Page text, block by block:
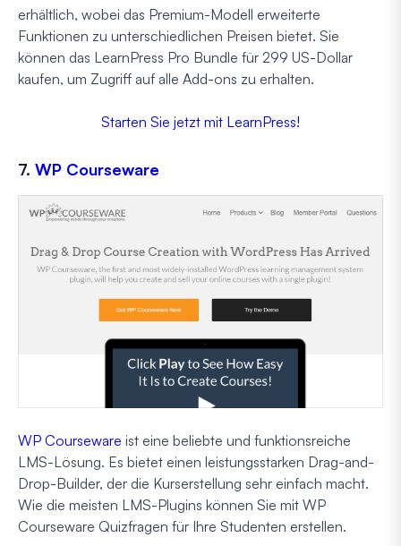
erhältlich, wobei das Premium-Modell erweiterte
Funktionen zu unterschiedlichen Preisen bietet. Sie
können das LearnPress Pro Bundle für 299 US-Dollar
kaufen, um Zugriff auf alle Add-ons zu erhalten.
Starten Sie jetzt mit LearnPress!
7. WP Courseware
WP Courseware ist eine beliebte und funktionsreiche
LMS-Lösung. Es bietet einen leistungsstarken Drag-and-
Drop-Builder, der die Kurserstellung sehr einfach macht.
Wie die meisten LMS-Plugins können Sie mit WP
Courseware Quizfragen für Ihre Studenten erstellen.